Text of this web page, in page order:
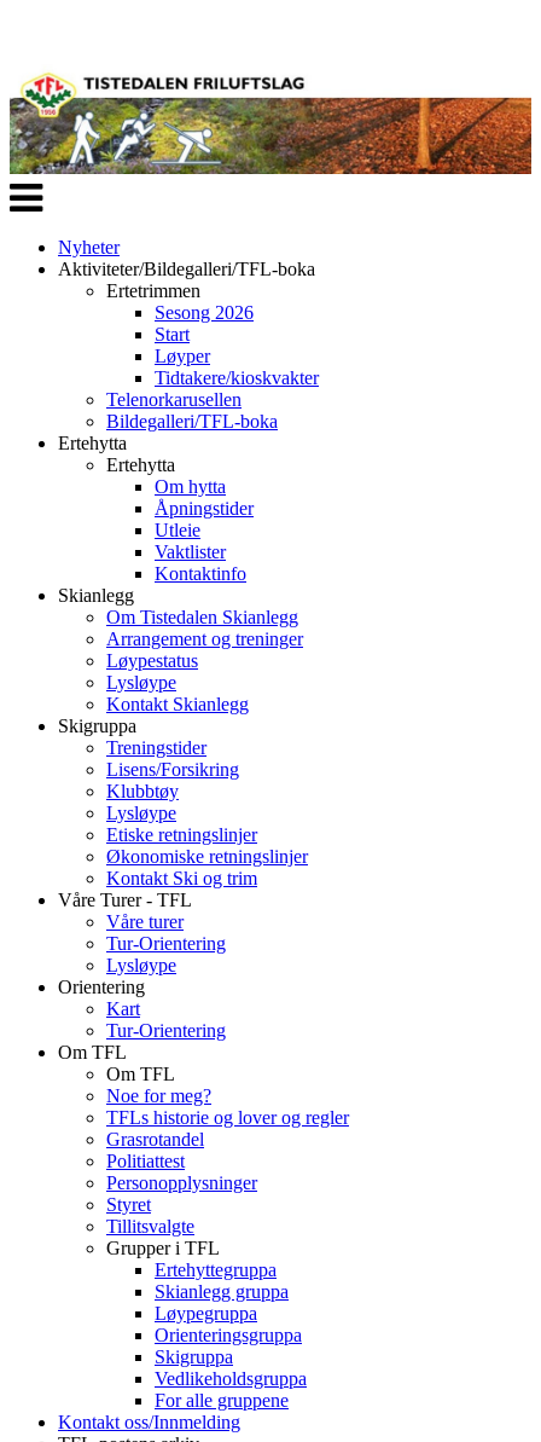
Veksle
navigasjon
Nyheter
Aktiviteter/Bildegalleri/TFL-boka
Ertetrimmen
Sesong 2026
Start
Løyper
Tidtakere/kioskvakter
Telenorkarusellen
Bildegalleri/TFL-boka
Ertehytta
Ertehytta
Om hytta
Åpningstider
Utleie
Vaktlister
Kontaktinfo
Skianlegg
Om Tistedalen Skianlegg
Arrangement og treninger
Løypestatus
Lysløype
Kontakt Skianlegg
Skigruppa
Treningstider
Lisens/Forsikring
Klubbtøy
Lysløype
Etiske retningslinjer
Økonomiske retningslinjer
Kontakt Ski og trim
Våre Turer - TFL
Våre turer
Tur-Orientering
Lysløype
Orientering
Kart
Tur-Orientering
Om TFL
Om TFL
Noe for meg?
TFLs historie og lover og regler
Grasrotandel
Politiattest
Personopplysninger
Styret
Tillitsvalgte
Grupper i TFL
Ertehyttegruppa
Skianlegg gruppa
Løypegruppa
Orienteringsgruppa
Skigruppa
Vedlikeholdsgruppa
For alle gruppene
Kontakt oss/Innmelding